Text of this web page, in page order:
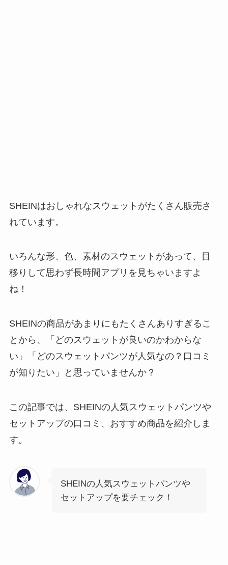
SHEINはおしゃれなスウェットがたくさん販売さ
れています。
いろんな形、色、素材のスウェットがあって、目
移りして思わず長時間アプリを見ちゃいますよ
ね！
SHEINの商品があまりにもたくさんありすぎるこ
とから、「どのスウェットが良いのかわからな
い」「どのスウェットパンツが人気なの？口コミ
が知りたい」と思っていませんか？
この記事では、SHEINの人気スウェットパンツや
セットアップの口コミ、おすすめ商品を紹介しま
す。
SHEINの人気スウェットパンツや
セットアップを要チェック！